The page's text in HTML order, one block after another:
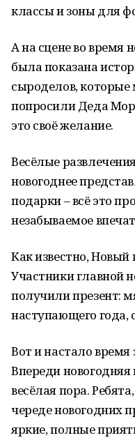
классы и зоны для
А на сцене во время
была показана
сыроделов,
попросили Деда
это своё желание.
Весёлые
новогоднее
подарки – всё это
незабываемое
Как известно, Новый
Участники главной
получили презент:
наступающего года,
Вот и настало
Впереди
весёлая пора.
череде новогодних
яркие, полные